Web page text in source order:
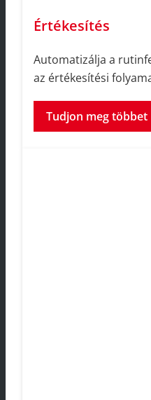
Értékesítés
Automatizálja a
az értékesítési
Tudjon meg többet